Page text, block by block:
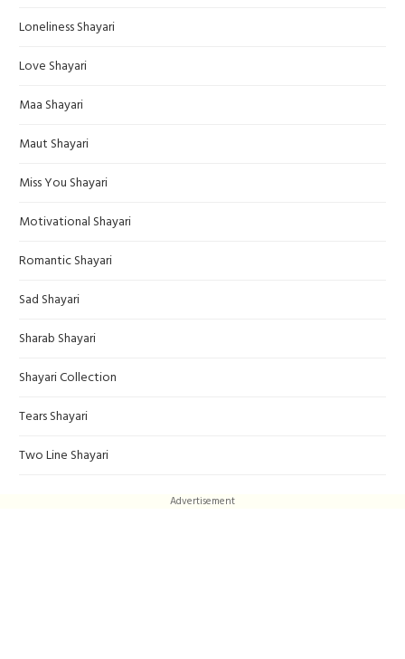
Loneliness Shayari
Love Shayari
Maa Shayari
Maut Shayari
Miss You Shayari
Motivational Shayari
Romantic Shayari
Sad Shayari
Sharab Shayari
Shayari Collection
Tears Shayari
Two Line Shayari
Advertisement